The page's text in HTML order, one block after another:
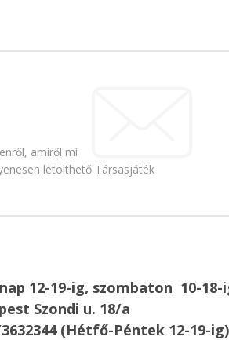
amiről mi
letölthető Társasjáték
12-19-ig, szombaton 10-18-
Szondi u. 18/a
(Hétfő-Péntek 12-19-ig)